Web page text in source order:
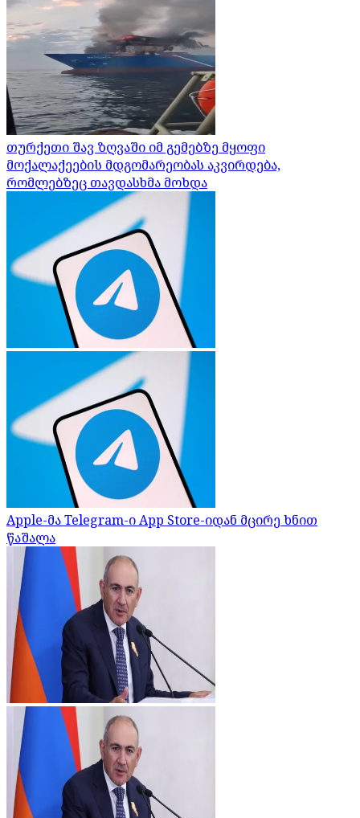
თურქეთი შავ ზღვაში იმ გემებზე მყოფი
მოქალაქეების მდგომარეობას აკვირდება,
რომლებზეც თავდასხმა მოხდა
Apple-მა Telegram-ი App Store-იდან მცირე ხნით
წაშალა